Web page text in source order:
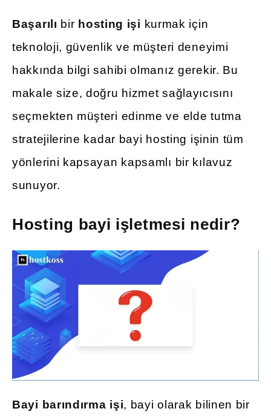
Başarılı bir hosting işi kurmak için
teknoloji, güvenlik ve müşteri deneyimi
hakkında bilgi sahibi olmanız gerekir. Bu
makale size, doğru hizmet sağlayıcısını
seçmekten müşteri edinme ve elde tutma
stratejilerine kadar bayi hosting işinin tüm
yönlerini kapsayan kapsamlı bir kılavuz
sunuyor.
Hosting bayi işletmesi nedir?
Bayi barındırma işi, bayi olarak bilinen bir